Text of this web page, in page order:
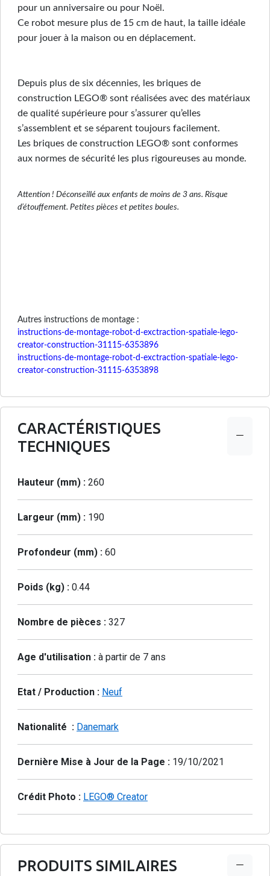
pour un anniversaire ou pour Noël.
Ce robot mesure plus de 15 cm de haut, la taille idéale
pour jouer à la maison ou en déplacement.
Depuis plus de six décennies, les briques de
construction LEGO® sont réalisées avec des matériaux
de qualité supérieure pour s’assurer qu’elles
s’assemblent et se séparent toujours facilement.
Les briques de construction LEGO® sont conformes
aux normes de sécurité les plus rigoureuses au monde.
Attention ! Déconseillé aux enfants de moins de 3 ans. Risque
d’étouffement. Petites pièces et petites boules.
Autres instructions de montage :
instructions-de-montage-robot-d-exctraction-spatiale-lego-
creator-construction-31115-6353896
instructions-de-montage-robot-d-exctraction-spatiale-lego-
creator-construction-31115-6353898
CARACTÉRISTIQUES
TECHNIQUES
Hauteur (mm) : 260
Largeur (mm) : 190
Profondeur (mm) : 60
Poids (kg) : 0.44
Nombre de pièces : 327
Age d'utilisation : à partir de 7 ans
Etat / Production : Neuf
Nationalité : Danemark
Dernière Mise à Jour de la Page : 19/10/2021
Crédit Photo : LEGO® Creator
PRODUITS SIMILAIRES